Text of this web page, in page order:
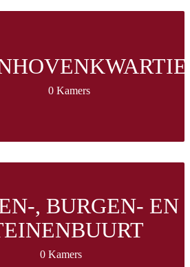
0 Kamers
, BURGEN- EN
0 Kamers